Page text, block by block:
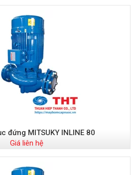
đứng MITSUKY INLINE 80
Giá liên hệ